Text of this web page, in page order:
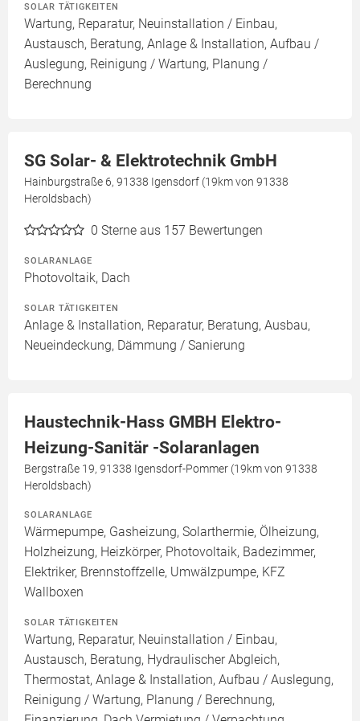
SOLAR TÄTIGKEITEN
Wartung, Reparatur, Neuinstallation / Einbau,
Austausch, Beratung, Anlage & Installation, Aufbau /
Auslegung, Reinigung / Wartung, Planung /
Berechnung
SG Solar- & Elektrotechnik GmbH
Hainburgstraße 6, 91338 Igensdorf (19km von 91338
Heroldsbach)
0 Sterne aus 157 Bewertungen
SOLARANLAGE
Photovoltaik, Dach
SOLAR TÄTIGKEITEN
Anlage & Installation, Reparatur, Beratung, Ausbau,
Neueindeckung, Dämmung / Sanierung
Haustechnik-Hass GMBH Elektro-
Heizung-Sanitär -Solaranlagen
Bergstraße 19, 91338 Igensdorf-Pommer (19km von 91338
Heroldsbach)
SOLARANLAGE
Wärmepumpe, Gasheizung, Solarthermie, Ölheizung,
Holzheizung, Heizkörper, Photovoltaik, Badezimmer,
Elektriker, Brennstoffzelle, Umwälzpumpe, KFZ
Wallboxen
SOLAR TÄTIGKEITEN
Wartung, Reparatur, Neuinstallation / Einbau,
Austausch, Beratung, Hydraulischer Abgleich,
Thermostat, Anlage & Installation, Aufbau / Auslegung,
Reinigung / Wartung, Planung / Berechnung,